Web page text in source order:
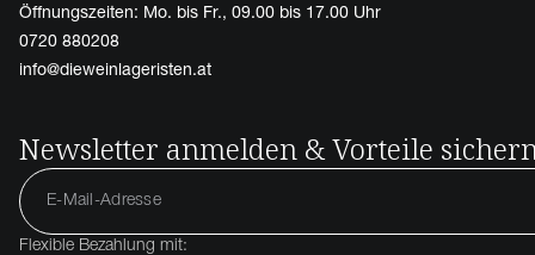
Öffnungszeiten: Mo. bis Fr., 09.00 bis 17.00 Uhr
0720 880208
info@dieweinlageristen.at
Newsletter anmelden & Vorteile
Flexible Bezahlung mit: